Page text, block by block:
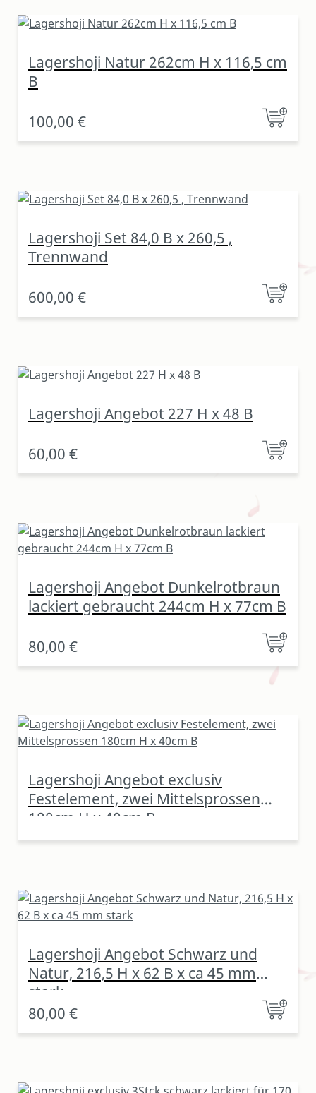
Lagershoji Natur 262cm H x 116,5 cm
B
100,00 €
Lagershoji Set 84,0 B x 260,5 ,
Trennwand
600,00 €
Lagershoji Angebot 227 H x 48 B
60,00 €
Lagershoji Angebot Dunkelrotbraun
lackiert gebraucht 244cm H x 77cm B
80,00 €
Lagershoji Angebot exclusiv
Festelement, zwei Mittelsprossen
180cm H x 40cm B
Lagershoji Angebot Schwarz und
Natur, 216,5 H x 62 B x ca 45 mm
stark
80,00 €